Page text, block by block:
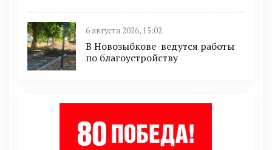
6 августа 2026, 15:02
В Новозыбкове ведутся работы
по благоустройству